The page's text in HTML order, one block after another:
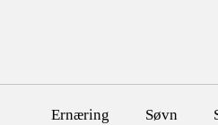
Ernæring Søvn